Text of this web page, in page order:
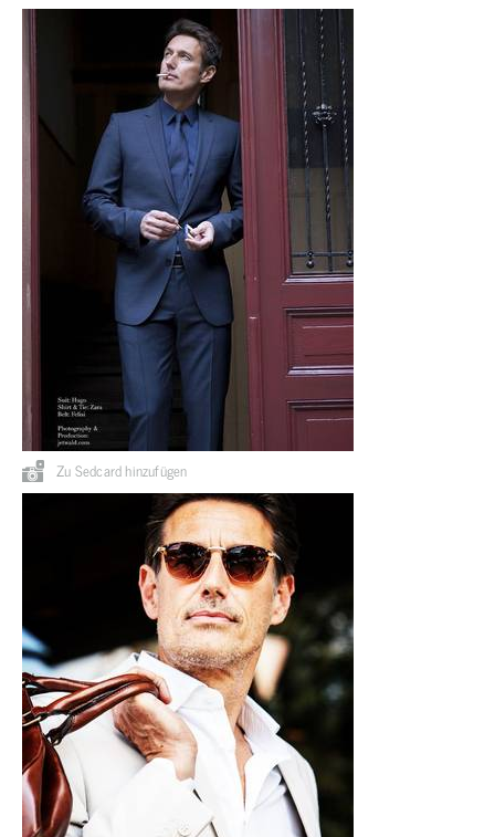
Zu Sedcard hinzufügen